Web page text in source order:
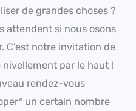
de grandes choses ?
attendent si nous osons
C’est notre invitation de
nivellement par le haut !
rendez-vous
un certain nombre